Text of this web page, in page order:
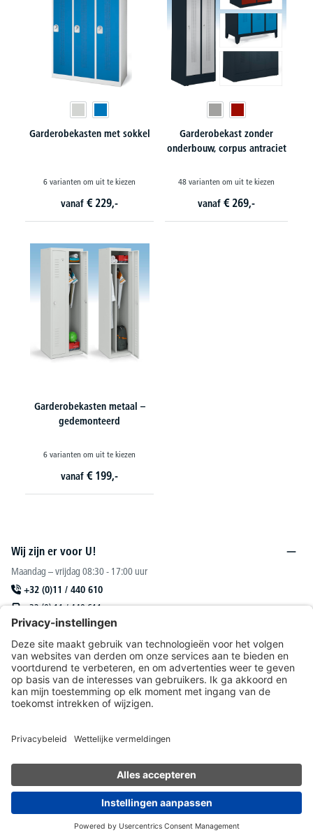
Garderobekasten met sokkel
6 varianten om uit te kiezen
vanaf € 229,-
Garderobekast zonder
onderbouw, corpus antraciet
48 varianten om uit te kiezen
vanaf € 269,-
Garderobekasten metaal –
gedemonteerd
6 varianten om uit te kiezen
vanaf € 199,-
Wij zijn er voor U!
Maandag – vrijdag 08:30 - 17:00 uur
+32 (0)11 / 440 610
+32 (0) 11 / 440 611
sales@deskin.be
Of via onscontactformulier.
DESKIN N. V.
* Alle prijzen excl. btw plusverzendkostenen eventuele bezorgkosten, tenzij anders
vermeld.